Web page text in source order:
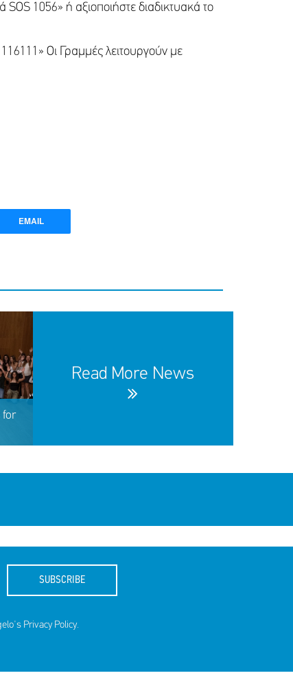
SOS 1056» ή αξιοποιήστε διαδικτυακά το
Οι Γραμμές λειτουργούν με
EMAIL
for
Read More News
SUBSCRIBE
Privacy Policy.